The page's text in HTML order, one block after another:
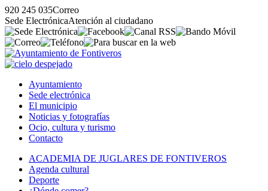
920 245 035Correo
Sede ElectrónicaAtención al ciudadano
Ayuntamiento
Sede electrónica
El municipio
Noticias y fotografías
Ocio, cultura y turismo
Contacto
ACADEMIA DE JUGLARES DE FONTIVEROS
Agenda cultural
Deporte